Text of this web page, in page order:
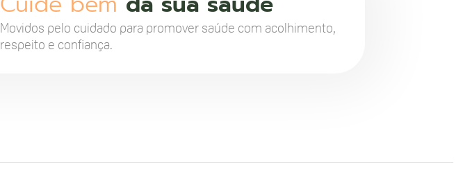
Movidos pelo cuidado para promover saúde com acolhimento,
respeito e confiança.